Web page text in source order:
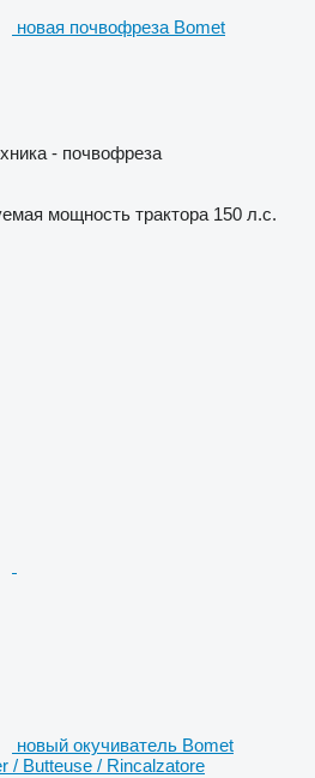
новая почвофреза Bomet
- почвофреза
мощность трактора 150 л.с.
новый окучиватель Bomet
/ Butteuse / Rincalzatore